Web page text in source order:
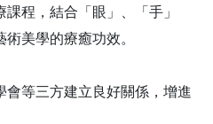
程，結合「眼」、「手」
美學的療癒功效。
等三方建立良好關係，增進